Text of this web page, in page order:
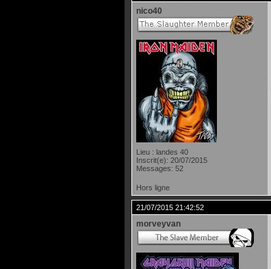
nico40
Lieu : landes 40
Inscrit(e): 20/07/2015
Messages: 52
Hors ligne
21/07/2015 21:42:52
morveyvan